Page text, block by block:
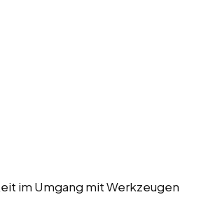
im Umgang mit Werkzeugen